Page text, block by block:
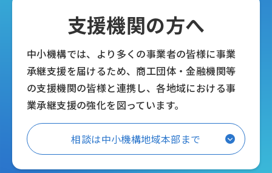
支援機関の方へ
中小機構では、より多くの事業者の皆様に事業
承継支援を届けるため、商工団体・金融機関等
の支援機関の皆様と連携し、各地域における事
業承継支援の強化を図っています。
相談は中小機構地域本部まで